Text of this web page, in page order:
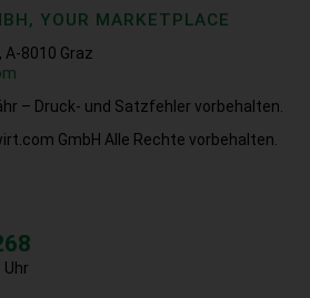
YOUR MARKETPLACE
8010 Graz
– Druck- und Satzfehler vorbehalten.
GmbH Alle Rechte vorbehalten.
Uhr